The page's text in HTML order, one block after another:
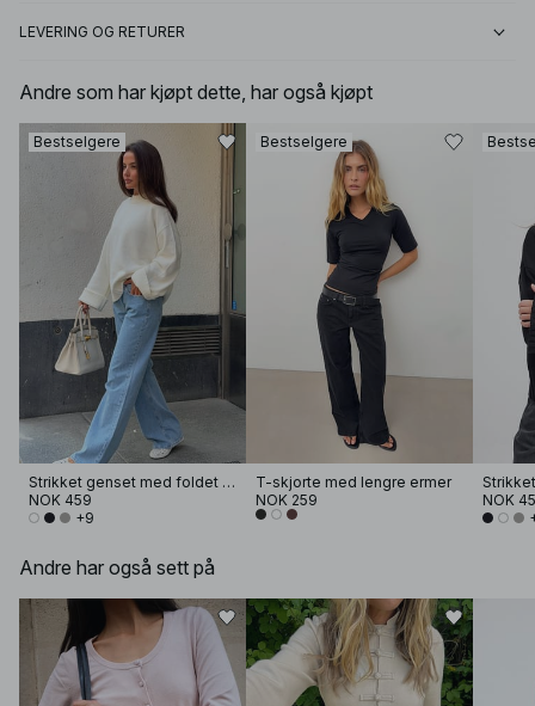
LEVERING OG RETURER
Andre som har kjøpt dette, har også kjøpt
Bestselgere
Strikket genset med foldet erme
NOK 459
+9
Bestselgere
T-skjorte med lengre ermer
NOK 259
NOK
Andre har også sett på